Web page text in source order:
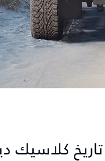
كلاسيك